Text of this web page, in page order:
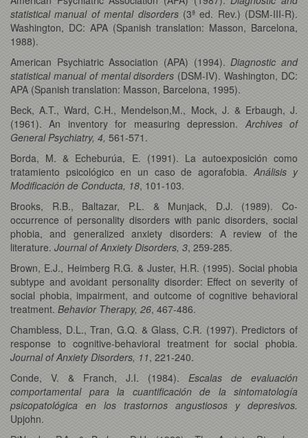
statistical manual of mental disorders (3ª ed. Rev.) (DSM-III-R).
Washington, DC: APA (Spanish translation: Masson, Barcelona,
1988).
American Psychiatric Association (APA) (1994). Diagnostic and
statistical manual of mental disorders (DSM-IV). Washington, DC:
APA (Spanish translation: Masson, Barcelona, 1995).
Beck, A.T., Ward, C.H., Mendelson,M., Mock, J. & Erbaugh, J.
(1961). An inventory for measuring depression. Archives of
General Psychiatry, 4, 561-571.
Borda, M. & Echeburúa, E. (1991). La autoexposición como
tratamiento psicológico en un caso de agorafobia.Análisis y
Modificación de Conducta, 18, 101-103.
Brooks, R.B., Baltazar, P.L. & Munjack, D.J. (1989). Co-
occurrence of personality disorders with panic disorders, social
phobia, and generalized anxiety disorders: A review of the
literature. Journal of Anxiety Disorders, 3, 259-285.
Brown, E.J., Heimberg R.G. & Juster, H.R. (1995). Social phobia
subtype and avoidant personality disorder: Effect on severity of
social phobia, impairment, and outcome of cognitive behavioral
treatment. Behavior Therapy, 26, 467-486.
Chambless, D.L., Tran, G.Q. & Glass, C.R. (1997). Predictors of
response to cognitive-behavioral treatment for social phobia.
Journal of Anxiety Disorders, 11, 221-240.
Conde, V. & Franch, J.I. (1984). Escalas de evaluación
comportamental para la cuantificación de la sintomatología
psicopatológica en los trastornos angustiosos y depresivos.
Upjohn.